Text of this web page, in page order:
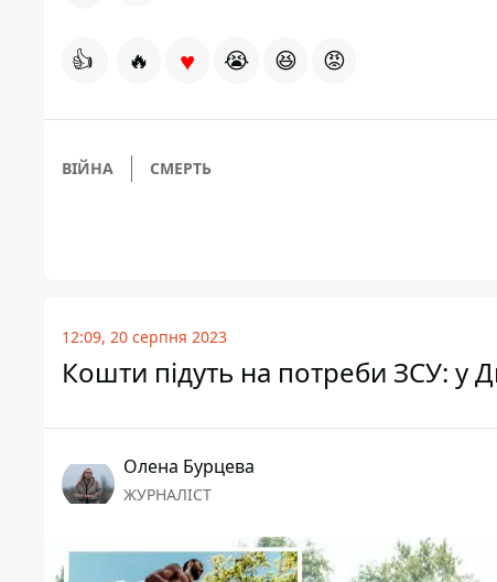
👍 🔥 ♥ 😭 😆 😡
ВІЙНА СМЕРТЬ
12:09, 20 серпня 2023
Кошти підуть на потреби ЗСУ: у
Олена Бурцева
ЖУРНАЛІСТ